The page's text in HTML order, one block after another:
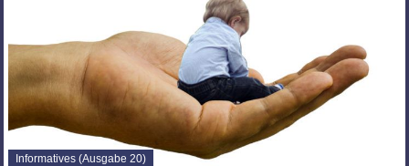
Informatives (Ausgabe 20)